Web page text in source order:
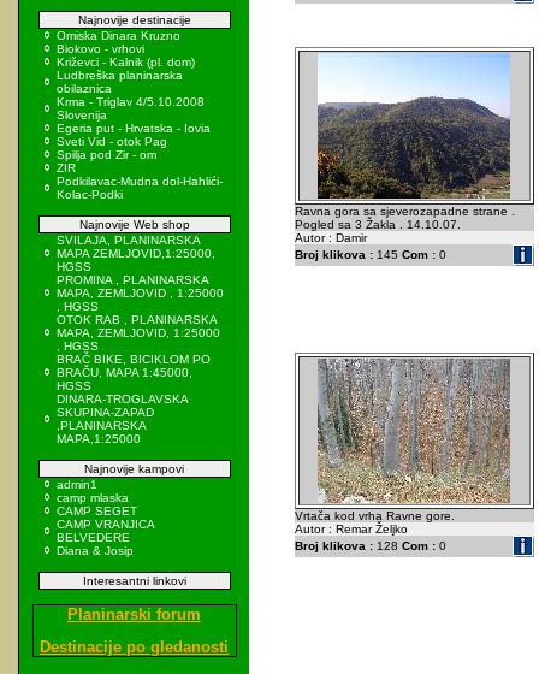
Najnovije destinacije
Omiska Dinara Kruzno
Biokovo - vrhovi
Križevci - Kalnik (pl. dom)
Ludbreška planinarska
obilaznica
Krma - Triglav 4/5.10.2008
Slovenija
Egeria put - Hrvatska - Iovia
Sveti Vid - otok Pag
Spilja pod Zir - om
ZIR
Podkilavac-Mudna dol-Hahlići-
Kolac-Podki
Najnovije Web shop
SVILAJA, PLANINARSKA
MAPA ZEMLJOVID,1:25000,
HGSS
PROMINA , PLANINARSKA
MAPA, ZEMLJOVID , 1:25000
, HGSS
OTOK RAB , PLANINARSKA
MAPA, ZEMLJOVID, 1:25000
, HGSS
BRAČ BIKE, BICIKLOM PO
BRAČU, MAPA 1:45000,
HGSS
DINARA-TROGLAVSKA
SKUPINA-ZAPAD
,PLANINARSKA
MAPA,1:25000
Najnovije kampovi
admin1
camp mlaska
CAMP SEGET
CAMP VRANJICA
BELVEDERE
Diana & Josip
Interesantni linkovi
Planinarski forum
Destinacije po gledanosti
Ravna gora sa sjeverozapadne strane .
Pogled sa 3 Žakla . 14.10.07.
Autor : Damir
Broj klikova :145 Com :0
Vrtača kod vrha Ravne gore.
Autor : Remar Željko
Broj klikova :128 Com :0